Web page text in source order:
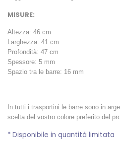
MISURE:
Altezza: 46 cm
Larghezza: 41 cm
Profondità: 47 cm
Spessore: 5 mm
Spazio tra le barre: 16 mm
In tutti i trasportini le barre sono in
scelta del vostro colore preferito del
* Disponibile in quantità limitata